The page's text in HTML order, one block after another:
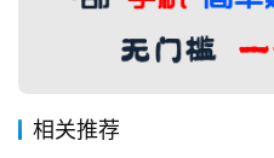
相关推荐